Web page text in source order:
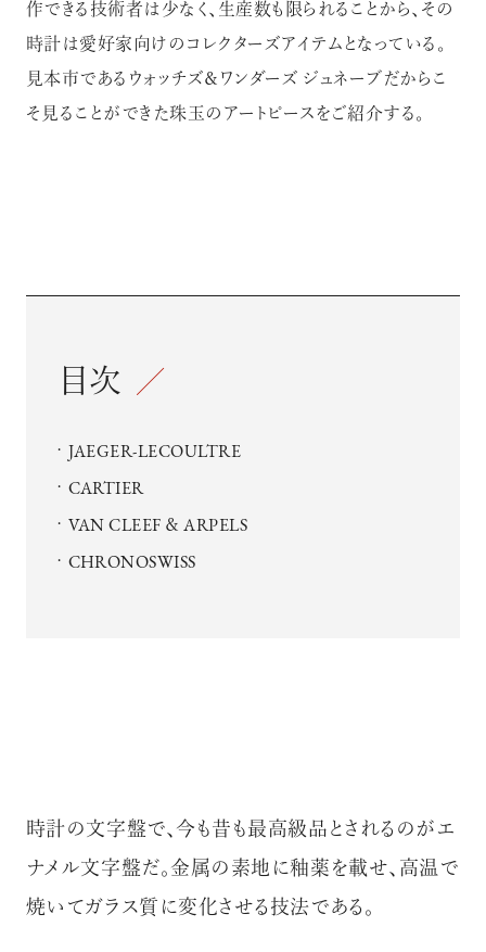
作できる技術者は少なく、生産数も限られることから、その
時計は愛好家向けのコレクターズアイテムとなっている。
見本市であるウォッチズ＆ワンダーズ ジュネーブだからこ
そ見ることができた珠玉のアートピースをご紹介する。
目次
JAEGER-LECOULTRE
CARTIER
VAN CLEEF ＆ ARPELS
CHRONOSWISS
時計の文字盤で、今も昔も最高級品とされるのがエ
ナメル文字盤だ。金属の素地に釉薬を載せ、高温で
焼いてガラス質に変化させる技法である。